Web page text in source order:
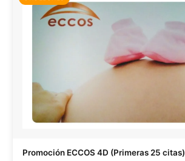
Promoción ECCOS 4D (Primeras 25 citas)